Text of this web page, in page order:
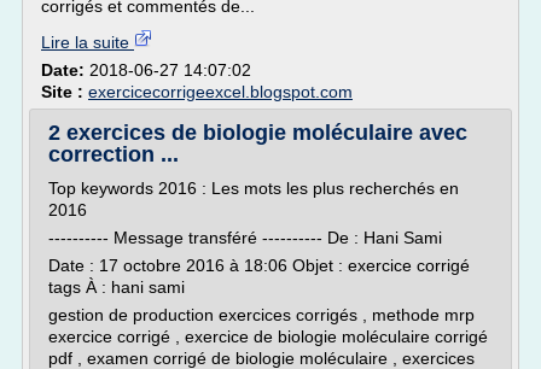
corrigés et commentés de...
Lire la suite
Date: 2018-06-27 14:07:02
Site : exercicecorrigeexcel.blogspot.com
2 exercices de biologie moléculaire avec
correction ...
Top keywords 2016 : Les mots les plus recherchés en
2016
---------- Message transféré ---------- De : Hani Sami
Date : 17 octobre 2016 à 18:06 Objet : exercice corrigé
tags À : hani sami
gestion de production exercices corrigés , methode mrp
exercice corrigé , exercice de biologie moléculaire corrigé
pdf , examen corrigé de biologie moléculaire , exercices